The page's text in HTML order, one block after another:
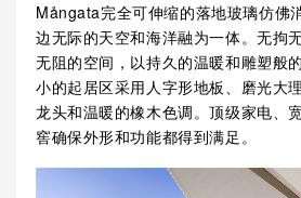
Mångata完全可伸缩的落地玻璃仿佛
边无际的天空和海洋融为一体。无拘
无阻的空间，以持久的温暖和雕塑般
小的起居区采用人字形地板、磨光大
龙头和温暖的橡木色调。顶级家电、
窖确保外形和功能都得到满足。